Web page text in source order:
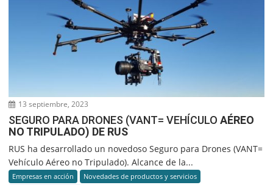
13 septiembre, 2023
SEGURO PARA DRONES (VANT= VEHÍCULOAÉREO
NO TRIPULADO) DE RUS
RUS ha desarrollado un novedoso Seguro para Drones (VANT=
Vehículo Aéreo no Tripulado). Alcance de la...
Empresas en acción
Novedades de productos y servicios